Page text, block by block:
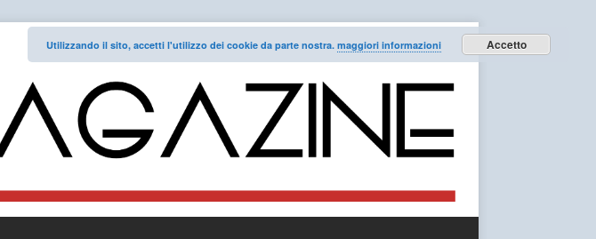
Utilizzando il sito, accetti l'utilizzo dei cookie da parte nostra. maggiori informazioni Accetto